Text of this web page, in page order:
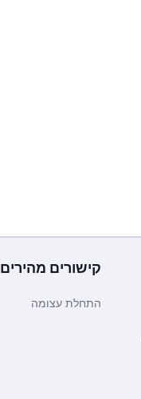
קישורים מהירים
התחלת עצומה